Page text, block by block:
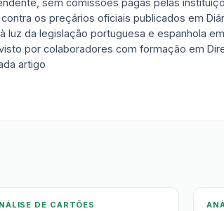
sem comissões pagas pelas
os preçários oficiais publicados em
luz da legislação portuguesa e espanhola
por colaboradores com formação em
artigo
DE CARTÕES